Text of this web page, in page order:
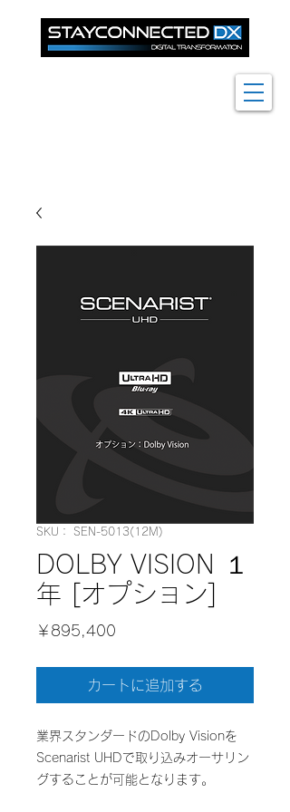
SKU： SEN-5013(12M)
DOLBY VISION １
年 [オプション]
￥895,400
カートに追加する
業界スタンダードのDolby Visionを
Scenarist UHDで取り込みオーサリン
グすることが可能となります。